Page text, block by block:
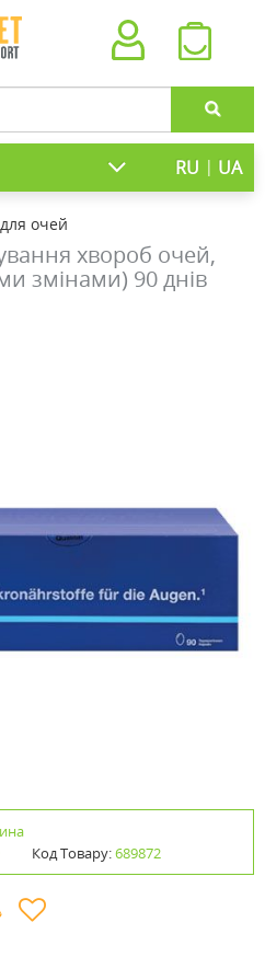
RU | UA
очей
хвороб очей,
змінами) 90 днів
Код Товару:689872